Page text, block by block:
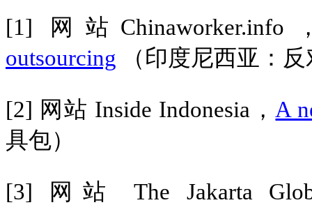
[1] 网站 Chinaworker.info
outsourcing
（印度尼西亚：
[2] 网站 Inside Indonesia ， A
具包）
[3] 网站
The Jakarta